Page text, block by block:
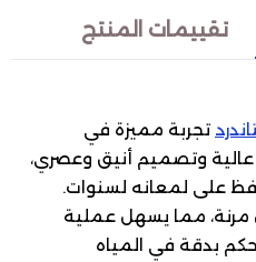
تقييمات المنتج
تجربة مميزة في
عالية وتصميم أنيق وعصري،
على لمعانه لسنوات.
مرنة، مما يسهل عملية
بدقة في المياه